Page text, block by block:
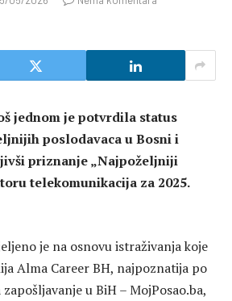
jednom je potvrdila status
poslodavaca u Bosni i
priznanje „Najpoželjniji
telekomunikacija za 2025.
je na osnovu istraživanja koje
Alma Career BH, najpoznatija po
u BiH – MojPosao.ba,